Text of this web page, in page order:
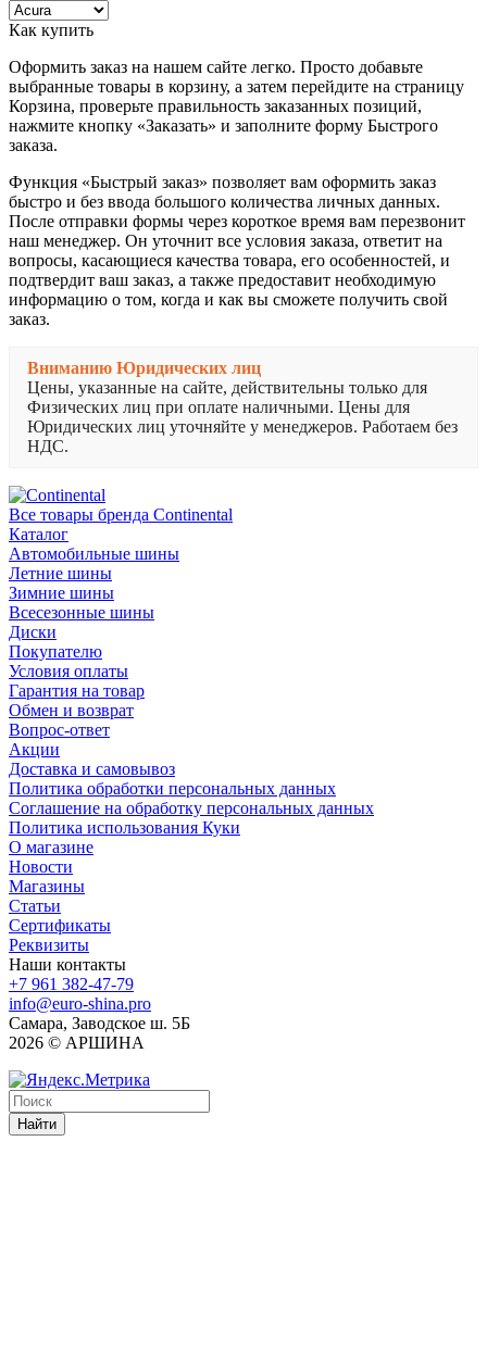
Как купить
Оформить заказ на нашем сайте легко. Просто добавьте
выбранные товары в корзину, а затем перейдите на страницу
Корзина, проверьте правильность заказанных позиций,
нажмите кнопку «Заказать» и заполните форму Быстрого
заказа.
Функция «Быстрый заказ» позволяет вам оформить заказ
быстро и без ввода большого количества личных данных.
После отправки формы через короткое время вам перезвонит
наш менеджер. Он уточнит все условия заказа, ответит на
вопросы, касающиеся качества товара, его особенностей, и
подтвердит ваш заказ, а также предоставит необходимую
информацию о том, когда и как вы сможете получить свой
заказ.
Вниманию Юридических лиц
Цены, указанные на сайте, действительны только для
Физических лиц при оплате наличными. Цены для
Юридических лиц уточняйте у менеджеров. Работаем без
НДС.
Все товары бренда Continental
Каталог
Автомобильные шины
Летние шины
Зимние шины
Всесезонные шины
Диски
Покупателю
Условия оплаты
Гарантия на товар
Обмен и возврат
Вопрос-ответ
Акции
Доставка и самовывоз
Политика обработки персональных данных
Соглашение на обработку персональных данных
Политика использования Куки
О магазине
Новости
Магазины
Статьи
Сертификаты
Реквизиты
Наши контакты
+7 961 382-47-79
info@euro-shina.pro
Самара, Заводское ш. 5Б
2026 © АРШИНА
Найти